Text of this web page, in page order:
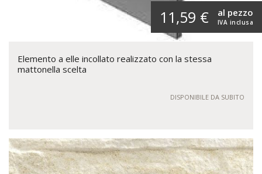
11,59 € IVA inclusa
al pezzo
Elemento a elle incollato realizzato con la stessa
mattonella scelta
DISPONIBILE DA SUBITO